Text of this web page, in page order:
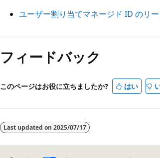
ユーザー割り当てマネージド ID のリ
フィードバック
このページはお役に立ちましたか? はい
Last updated on 2025/07/17